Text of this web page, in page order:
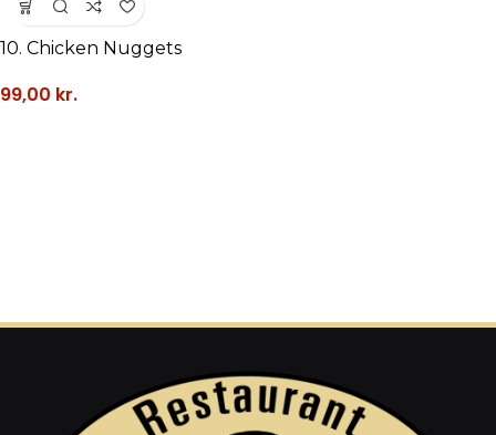
10. Chicken Nuggets
99,00 kr.